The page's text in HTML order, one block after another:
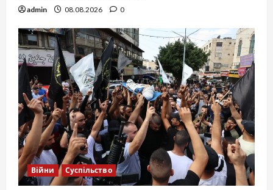
admin 08.08.2026 0
Війни Суспільство